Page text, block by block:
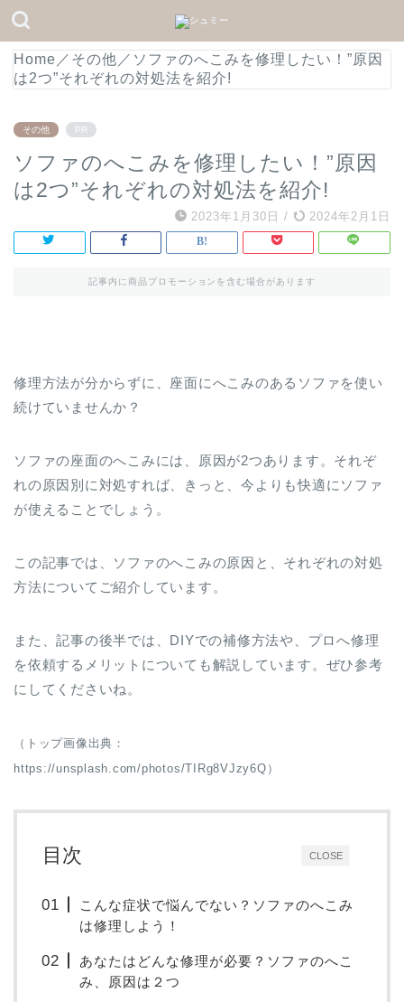
Home ／ その他 ／ ソファのへこみを修理したい！”原因
は2つ”それぞれの対処法を紹介!
その他 PR
ソファのへこみを修理したい！”原因
は2つ”それぞれの対処法を紹介!
2023年1月30日 / 2024年2月1日
記事内に商品プロモーションを含む場合があります
修理方法が分からずに、座面にへこみのあるソファを使い
続けていませんか？
ソファの座面のへこみには、原因が2つあります。それぞ
れの原因別に対処すれば、きっと、今よりも快適にソファ
が使えることでしょう。
この記事では、ソファのへこみの原因と、それぞれの対処
方法についてご紹介しています。
また、記事の後半では、DIYでの補修方法や、プロへ修理
を依頼するメリットについても解説しています。ぜひ参考
にしてくださいね。
（トップ画像出典：
https://unsplash.com/photos/TIRg8VJzy6Q）
CLOSE
目次
こんな症状で悩んでない？ソファのへこみ
は修理しよう！
あなたはどんな修理が必要？ソファのへこ
み、原因は２つ